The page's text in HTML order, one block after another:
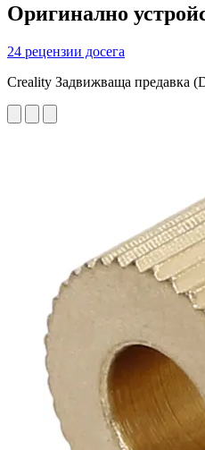
Оригинално
24 рецензии досега
Creality Задвижваща предавка